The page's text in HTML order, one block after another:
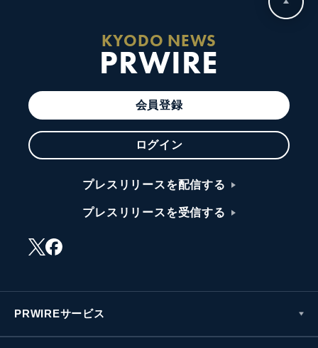
KYODO NEWS
PRWIRE
会員登録
ログイン
プレスリリースを配信する
プレスリリースを受信する
PRWIREサービス